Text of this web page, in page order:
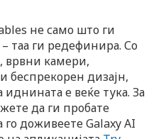
не само што ги
таа ги редефинира. Со
врвни камери,
беспрекорен дизајн,
е веќе тука. За
да ги пробате
доживеете Galaxy AI